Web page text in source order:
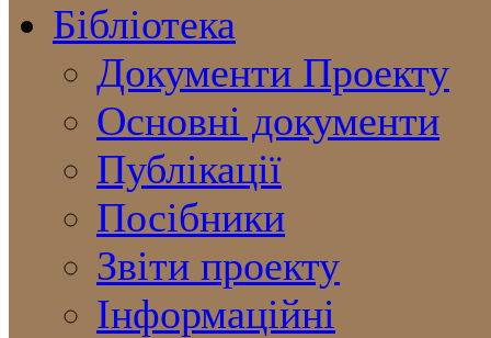
Бібліотека
Документи Проекту
Основні документи
Публікації
Посібники
Звіти проекту
Інформаційні